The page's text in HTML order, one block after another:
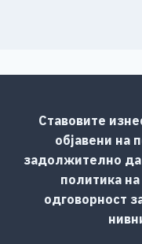
Ставовите
објавени на
задолжително да
политика на
одговорност